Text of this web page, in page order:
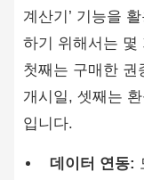
계산기’ 기능을
하기 위해서는 몇
첫째는 구매한 권
개시일, 셋째는
입니다.
데이터 연동: